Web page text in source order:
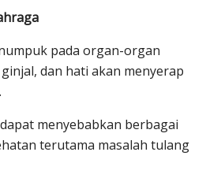
pada organ-organ
dan hati akan menyerap
menyebabkan berbagai
terutama masalah tulang